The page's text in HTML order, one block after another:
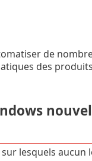
de
des
lesquels aucun